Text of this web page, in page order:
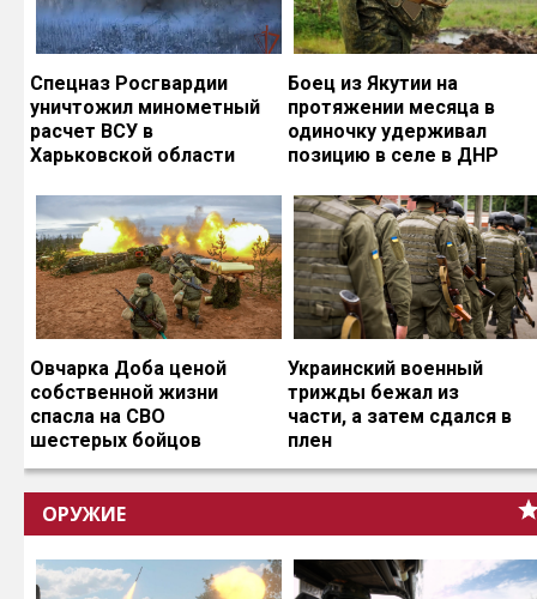
Спецназ Росгвардии
уничтожил минометный
расчет ВСУ в
Харьковской области
Боец из Якутии на
протяжении месяца в
одиночку удерживал
позицию в селе в ДНР
Овчарка Доба ценой
собственной жизни
спасла на СВО
шестерых бойцов
Украинский военный
трижды бежал из
части, а затем сдался в
плен
ОРУЖИЕ